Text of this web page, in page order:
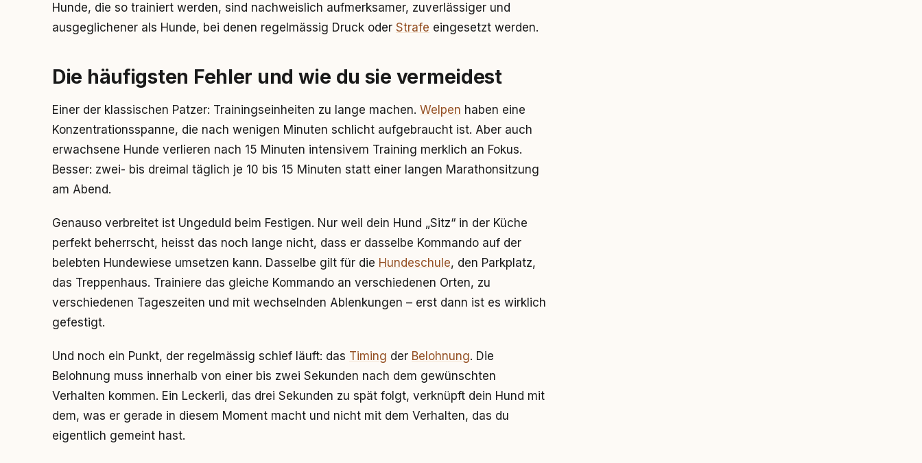
Hunde, die so trainiert werden, sind nachweislich aufmerksamer, zuverlässiger und
ausgeglichener als Hunde, bei denen regelmässig Druck oder Strafe eingesetzt werden.
Die häufigsten Fehler und wie du sie vermeidest
Einer der klassischen Patzer: Trainingseinheiten zu lange machen. Welpen haben eine
Konzentrationsspanne, die nach wenigen Minuten schlicht aufgebraucht ist. Aber auch
erwachsene Hunde verlieren nach 15 Minuten intensivem Training merklich an Fokus.
Besser: zwei- bis dreimal täglich je 10 bis 15 Minuten statt einer langen Marathonsitzung
am Abend.
Genauso verbreitet ist Ungeduld beim Festigen. Nur weil dein Hund „Sitz“ in der Küche
perfekt beherrscht, heisst das noch lange nicht, dass er dasselbe Kommando auf der
belebten Hundewiese umsetzen kann. Dasselbe gilt für die Hundeschule, den Parkplatz,
das Treppenhaus. Trainiere das gleiche Kommando an verschiedenen Orten, zu
verschiedenen Tageszeiten und mit wechselnden Ablenkungen – erst dann ist es wirklich
gefestigt.
Und noch ein Punkt, der regelmässig schief läuft: das Timing der Belohnung. Die
Belohnung muss innerhalb von einer bis zwei Sekunden nach dem gewünschten
Verhalten kommen. Ein Leckerli, das drei Sekunden zu spät folgt, verknüpft dein Hund mit
dem, was er gerade in diesem Moment macht und nicht mit dem Verhalten, das du
eigentlich gemeint hast.